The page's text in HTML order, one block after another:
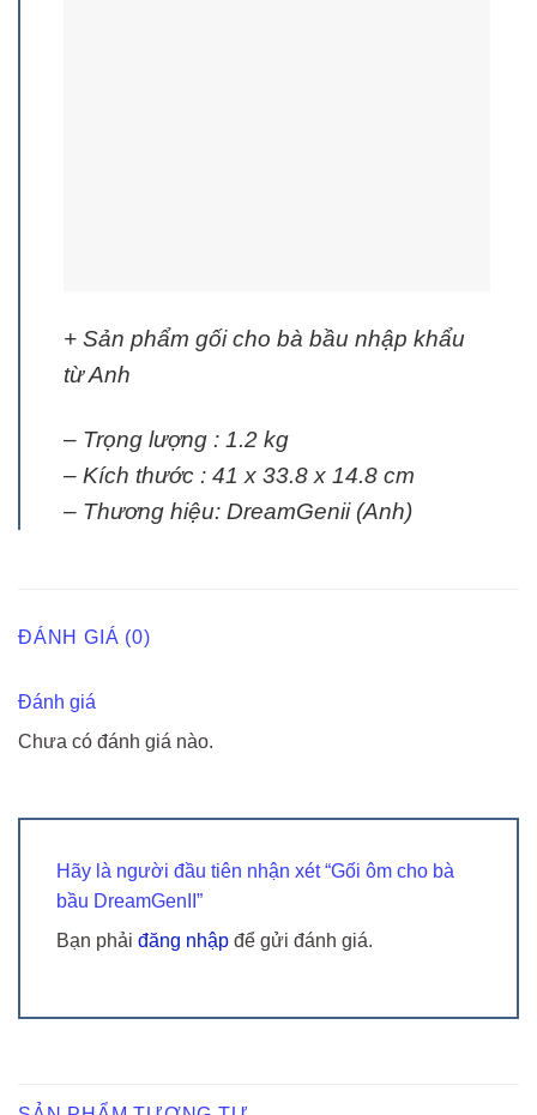
+ Sản phẩm gối cho bà bầu nhập khẩu
từ Anh
– Trọng lượng : 1.2 kg
– Kích thước : 41 x 33.8 x 14.8 cm
– Thương hiệu: DreamGenii (Anh)
ĐÁNH GIÁ (0)
Đánh giá
Chưa có đánh giá nào.
Hãy là người đầu tiên nhận xét “Gối ôm cho bà
bầu DreamGenII”
Bạn phải đăng nhập để gửi đánh giá.